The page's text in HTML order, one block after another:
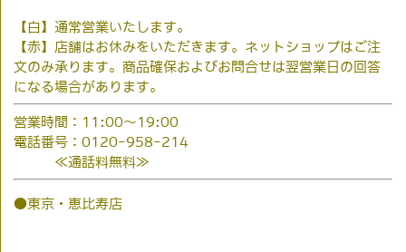
【白】通常営業いたします。
【赤】店舗はお休みをいただきます。ネットショップはご注
文のみ承ります。商品確保およびお問合せは翌営業日の回答
になる場合があります。
営業時間：11:00～19:00
電話番号：0120-958-214
≪通話料無料≫
●東京・恵比寿店